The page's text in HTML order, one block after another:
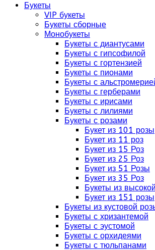
Букеты
VIP букеты
Букеты сборные
Монобукеты
Букеты с диантусами
Букеты с гипсофилой
Букеты с гортензией
Букеты с пионами
Букеты с
Букеты с герберами
Букеты с ирисами
Букеты с лилиями
Букеты с розами
Букет из 101 розы
Букет из 11 роз
Букет из 15 Роз
Букет из 25 Роз
Букет из 51 Розы
Букет из 35 Роз
Букеты из
Букет из 151 розы
Букеты из кустовой
Букеты с хризантемой
Букеты с эустомой
Букеты с орхидеями
Букеты с тюльпанами